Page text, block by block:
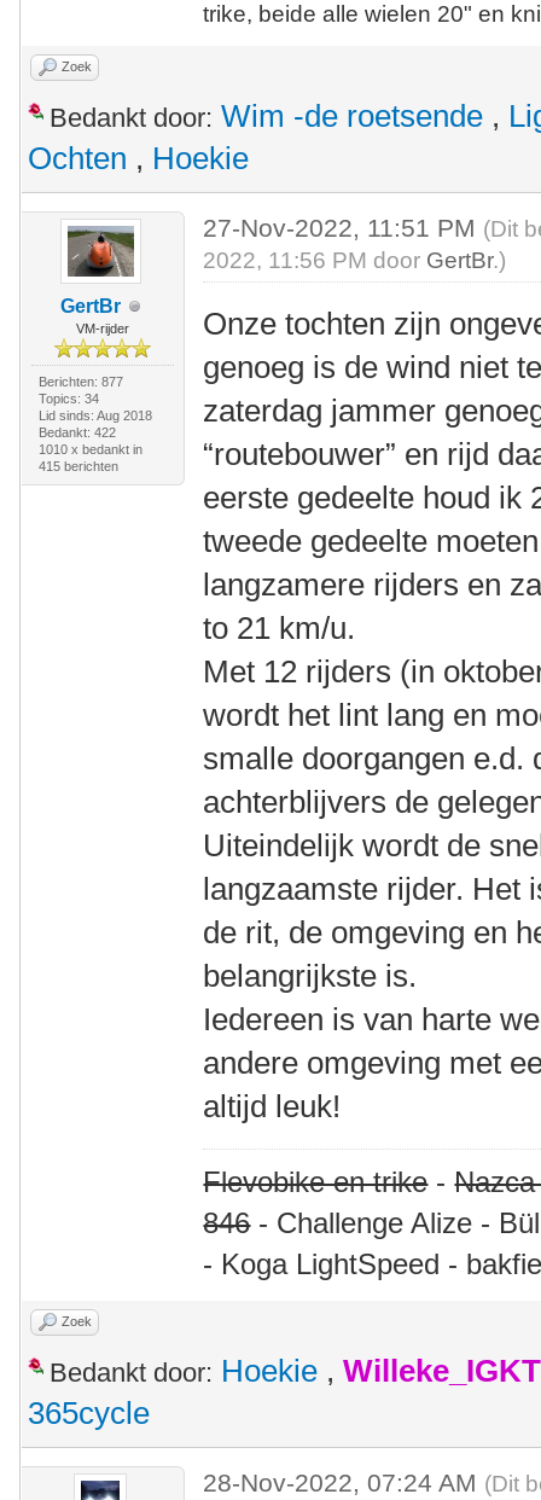
trike, beide alle wielen 20" en
Zoek
Bedankt door: Wim -de roetsende ,
Ochten , Hoekie
GertBr
VM-rijder
Berichten: 877
Topics: 34
Lid sinds: Aug 2018
Bedankt: 422
1010 x bedankt in
415 berichten
27-Nov-2022, 11:51 PM (Dit
2022, 11:56 PM door GertBr.)
Onze tochten zijn
genoeg is de wind niet
zaterdag jammer
“routebouwer” en rijd
eerste gedeelte houd ik
tweede gedeelte
langzamere rijders en
to 21 km/u.
Met 12 rijders (in
wordt het lint lang en
smalle doorgangen e.d.
achterblijvers de
Uiteindelijk wordt de
langzaamste rijder. Het
de rit, de omgeving en
belangrijkste is.
Iedereen is van harte
andere omgeving met
altijd leuk!
Flevobike en trike-
846- Challenge Alize -
- Koga LightSpeed -
Zoek
Bedankt door: Hoekie , Willeke_IGKT
365cycle
28-Nov-2022, 07:24 AM (Dit